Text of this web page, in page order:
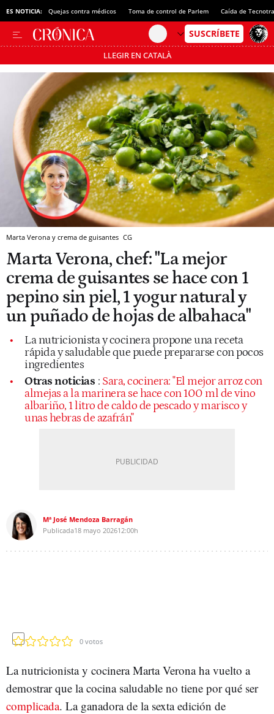
ES NOTICIA: Quejas contra médicos Toma de control de Parlem Caída de
LLEGIR EN CATALÀ
Pásate al MODO AHORRO
Marta Verona y crema de guisantes CG
Marta Verona, chef: "La mejor
crema de guisantes se hace con 1
pepino sin piel, 1 yogur natural y
un puñado de hojas de albahaca"
La nutricionista y cocinera propone una receta
rápida y saludable que puede prepararse con pocos
ingredientes
Otras noticias : Sara, cocinera: "El mejor arroz con
almejas a la marinera se hace con 100 ml de vino
albariño, 1 litro de caldo de pescado y marisco y
unas hebras de azafrán"
Mª José Mendoza Barragán
Publicada18 mayo 202612:00h
0 votos
La nutricionista y cocinera Marta Verona ha vuelto a
demostrar que la cocina saludable no tiene por qué ser
complicada. La ganadora de la sexta edición de